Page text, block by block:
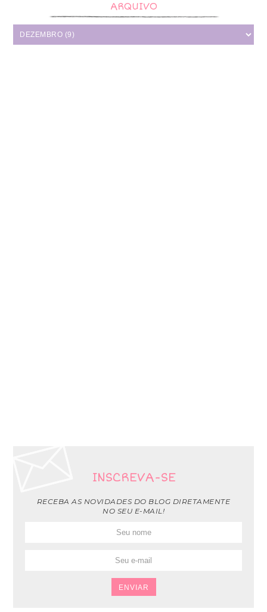
ARQUIVO
INSCREVA-SE
RECEBA AS NOVIDADES DO BLOG DIRETAMENTE
NO SEU E-MAIL!